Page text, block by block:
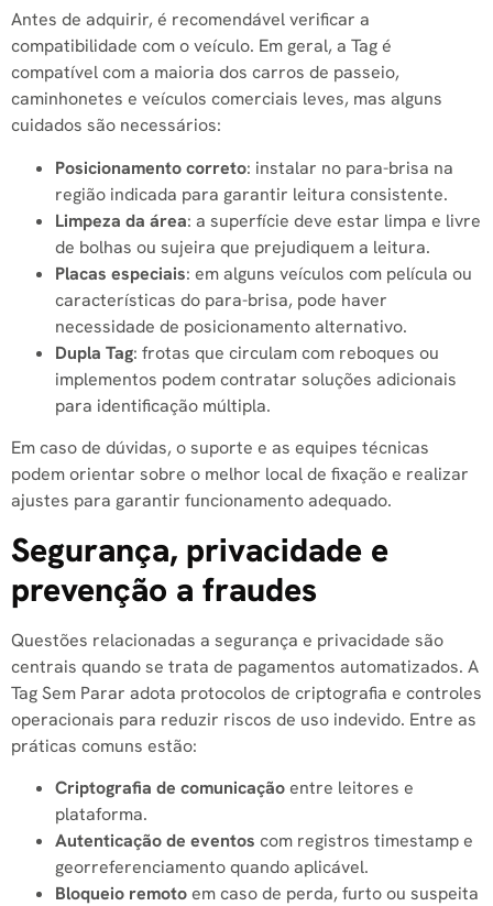
Antes de adquirir, é recomendável verificar a
compatibilidade com o veículo. Em geral, a Tag é
compatível com a maioria dos carros de passeio,
caminhonetes e veículos comerciais leves, mas alguns
cuidados são necessários:
Posicionamento correto: instalar no para-brisa na
região indicada para garantir leitura consistente.
Limpeza da área: a superfície deve estar limpa e livre
de bolhas ou sujeira que prejudiquem a leitura.
Placas especiais: em alguns veículos com película ou
características do para-brisa, pode haver
necessidade de posicionamento alternativo.
Dupla Tag: frotas que circulam com reboques ou
implementos podem contratar soluções adicionais
para identificação múltipla.
Em caso de dúvidas, o suporte e as equipes técnicas
podem orientar sobre o melhor local de fixação e realizar
ajustes para garantir funcionamento adequado.
Segurança, privacidade e
prevenção a fraudes
Questões relacionadas a segurança e privacidade são
centrais quando se trata de pagamentos automatizados. A
Tag Sem Parar adota protocolos de criptografia e controles
operacionais para reduzir riscos de uso indevido. Entre as
práticas comuns estão:
Criptografia de comunicaçãoentre leitores e
plataforma.
Autenticação de eventos com registros timestamp e
georreferenciamento quando aplicável.
Bloqueio remotoem caso de perda, furto ou suspeita